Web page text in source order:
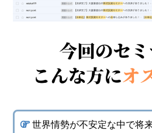
世界情勢が不安定な中で将